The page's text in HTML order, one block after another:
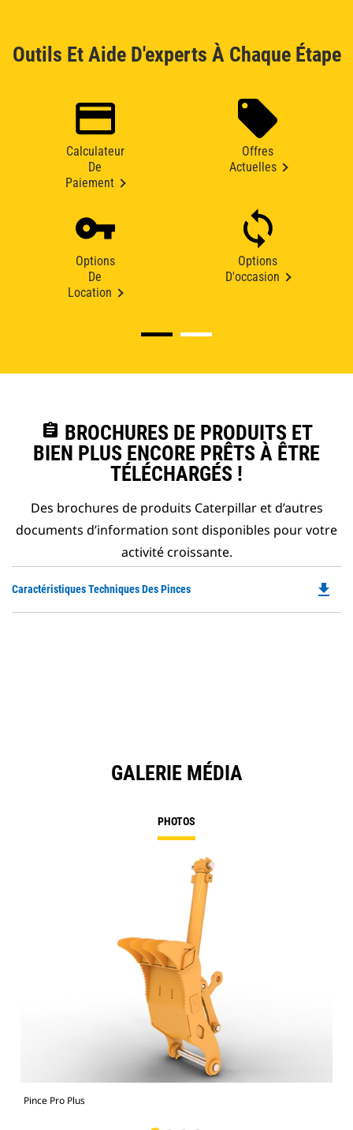
Outils Et Aide D'experts À Chaque Étape
Calculateur
De
Paiement
Offres
Actuelles
Options
De
Location
Options
D'occasion
assignment BROCHURES DE PRODUITS ET
BIEN PLUS ENCORE PRÊTS À ÊTRE
TÉLÉCHARGÉS !
Des brochures de produits Caterpillar et d’autres
documents d’information sont disponibles pour votre
activité croissante.
Caractéristiques Techniques Des Pinces file_download
GALERIE MÉDIA
PHOTOS
Pince Pro Plus